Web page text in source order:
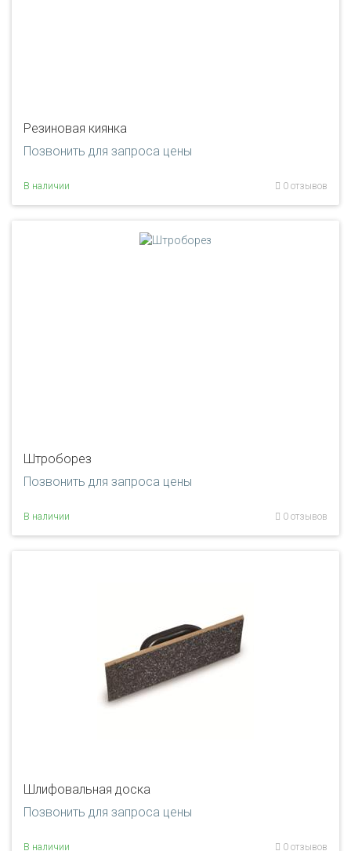
Резиновая киянка
Позвонить для запроса цены
В наличии 0 отзывов
Штроборез
Позвонить для запроса цены
В наличии 0 отзывов
Шлифовальная доска
Позвонить для запроса цены
В наличии 0 отзывов